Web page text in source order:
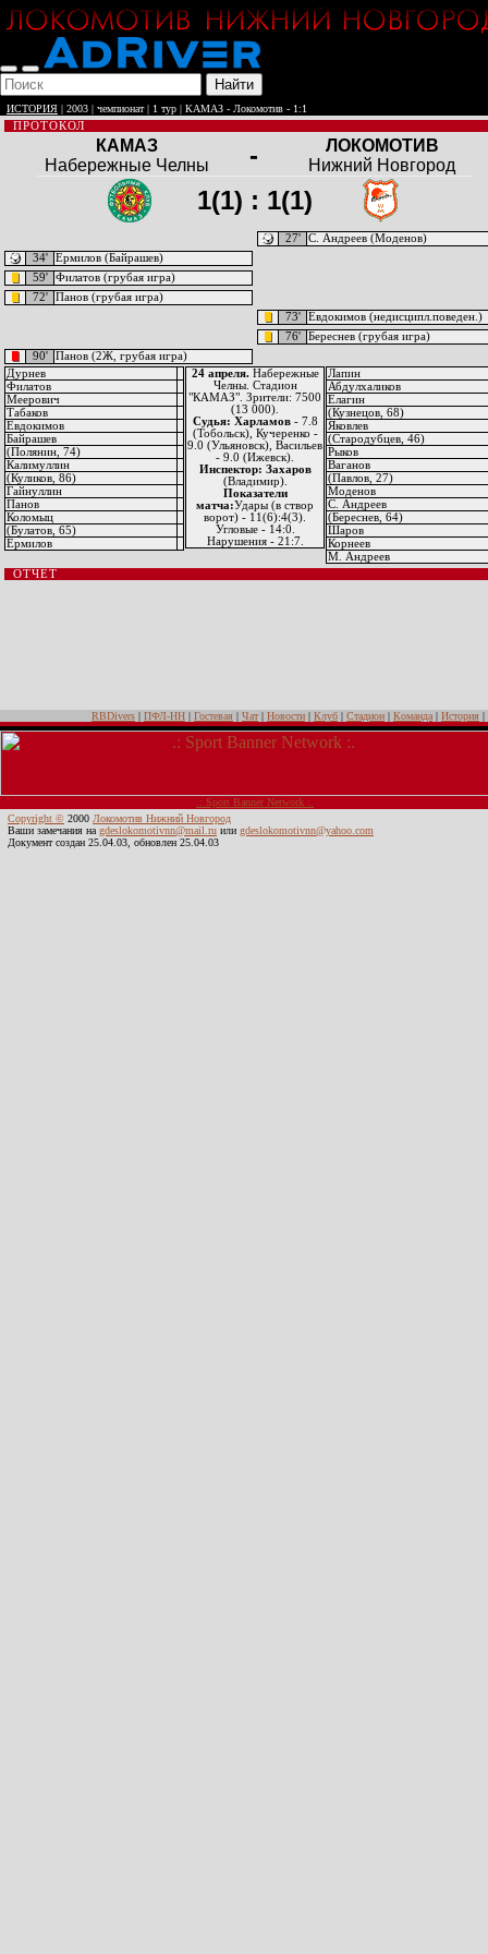
ИСТОРИЯ | 2003 | чемпионат | 1 тур | КАМАЗ - Локомотив - 1:1
ПРОТОКОЛ
КАМАЗ
Набережные Челны
-
ЛОКОМОТИВ
Нижний Новгород
1(1) : 1(1)
27'
С. Андреев (Моденов)
34'
Ермилов (Байрашев)
59'
Филатов (грубая игра)
72'
Панов (грубая игра)
73'
Евдокимов (недисципл.поведен.)
76'
Береснев (грубая игра)
90'
Панов (2Ж, грубая игра)
Дурнев
Филатов
Меерович
Табаков
Евдокимов
Байрашев
(Полянин, 74)
Калимуллин
(Куликов, 86)
Гайнуллин
Панов
Коломыц
(Булатов, 65)
Ермилов
24 апреля.Набережные
Челны. Стадион
"КАМАЗ". Зрители: 7500
(13 000).
Судья: Харламов- 7.8
(Тобольск), Кучеренко -
9.0 (Ульяновск), Васильев
- 9.0 (Ижевск).
Инспектор: Захаров
(Владимир).
Показатели
матча:Удары (в створ
ворот) - 11(6):4(3).
Угловые - 14:0.
Нарушения - 21:7.
Лапин
Абдулхаликов
Елагин
(Кузнецов, 68)
Яковлев
(Стародубцев, 46)
Рыков
Ваганов
(Павлов, 27)
Моденов
С. Андреев
(Береснев, 64)
Шаров
Корнеев
М. Андреев
ОТЧЕТ
RBDivers | ПФЛ-НН | Гостевая | Чат| Новости | Клуб | Стадион | Команда | История |
.: Sport Banner Network :.
Copyright © 2000 Локомотив Нижний Новгород
Ваши замечания на gdeslokomotivnn@mail.ru или gdeslokomotivnn@yahoo.com
Документ создан 25.04.03, обновлен 25.04.03